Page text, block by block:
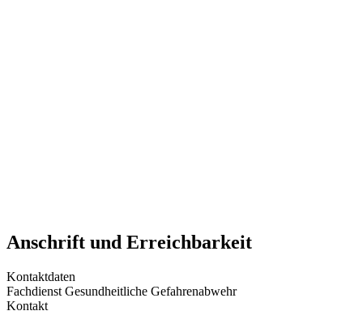
Anschrift und Erreichbarkeit
Kontaktdaten
Fachdienst Gesundheitliche Gefahrenabwehr
Kontakt